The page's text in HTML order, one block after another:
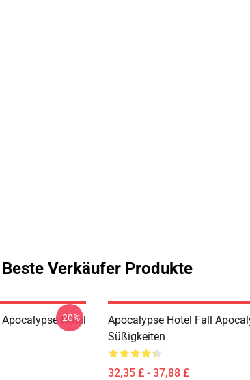
Beste Verkäufer Produkte
Hotel
-20%
Apocalypse Hotel Fall
Süßigkeiten
32,35 £ - 37,88 £